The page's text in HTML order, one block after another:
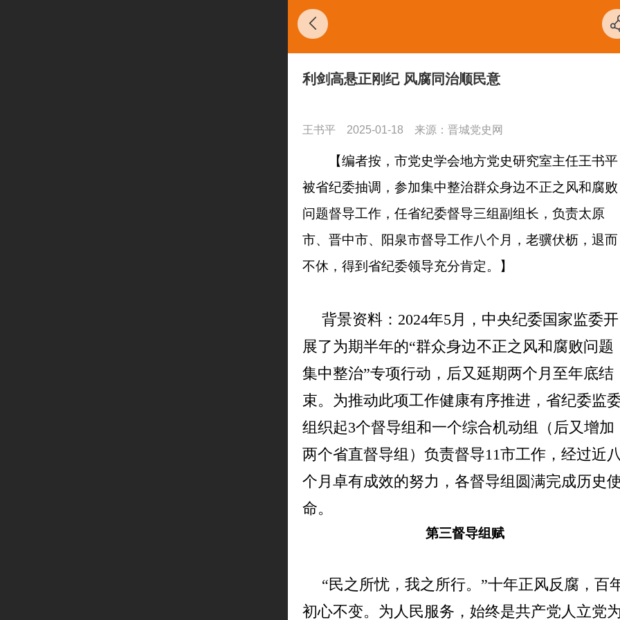
利剑高悬正刚纪 风腐同治顺民意
王书平 2025-01-18 来源：晋城党史网
【编者按，市党史学会地方党史研究室主任王书平
被省纪委抽调，参加集中整治群众身边不正之风和腐败
问题督导工作，任省纪委督导三组副组长，负责太原
市、晋中市、阳泉市督导工作八个月，老骥伏枥，退而
不休，得到省纪委领导充分肯定。】
背景资料： 2024年5月，中央纪委国家监委开
展了为期半年的“群众身边不正之风和腐败问题
集中整治”专项行动，后又延期两个月至年底结
束。为推动此项工作健康有序推进，省纪委监
组织起3个督导组和一个综合机动组（后又增加
两个省直督导组）负责督导11市工作，经过近八
个月卓有成效的努力，各督导组圆满完成历史
命。
第三督导组赋
“民之所忧，我之所行。”十年正风反腐，百
初心不变。为人民服务，始终是共产党人立党为